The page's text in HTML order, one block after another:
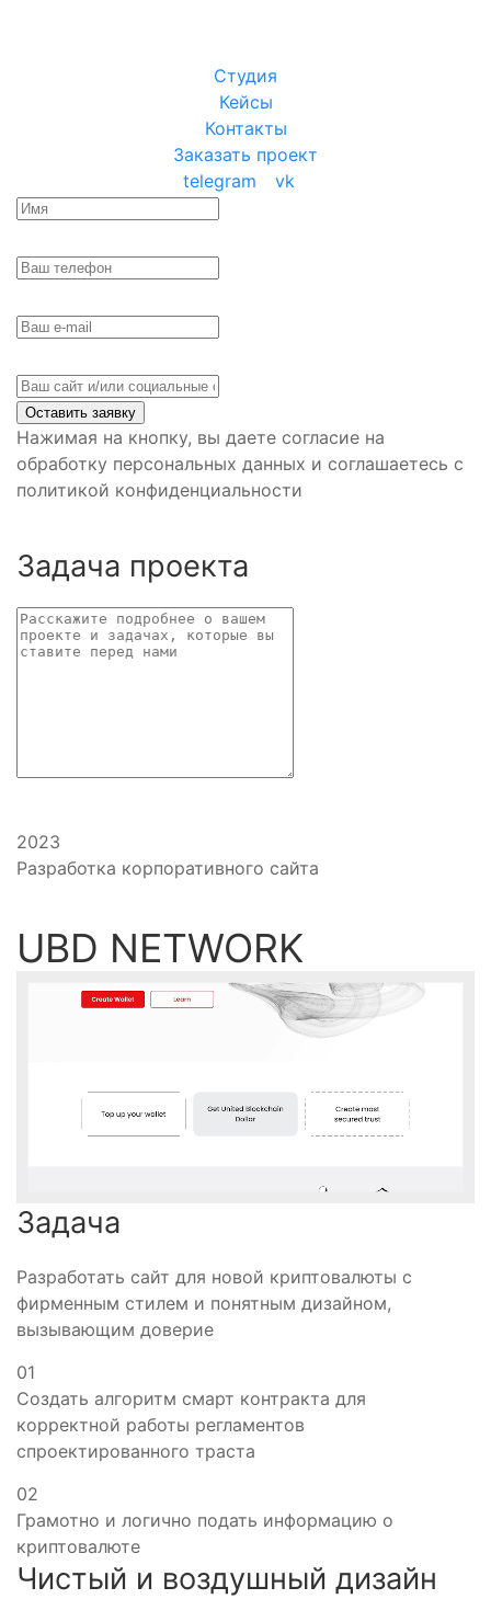
Студия
Кейсы
Контакты
Заказать проект
telegram
vk
Оставить заявку
Нажимая на кнопку, вы даете согласие на
обработку персональных данных и соглашаетесь с
политикой конфиденциальности
Задача проекта
2023
Разработка корпоративного сайта
UBD NETWORK
Задача
Разработать сайт для новой криптовалюты с
фирменным стилем и понятным дизайном,
вызывающим доверие
01
Создать алгоритм смарт контракта для
корректной работы регламентов
спроектированного траста
02
Грамотно и логично подать информацию о
криптовалюте
Чистый и воздушный дизайн